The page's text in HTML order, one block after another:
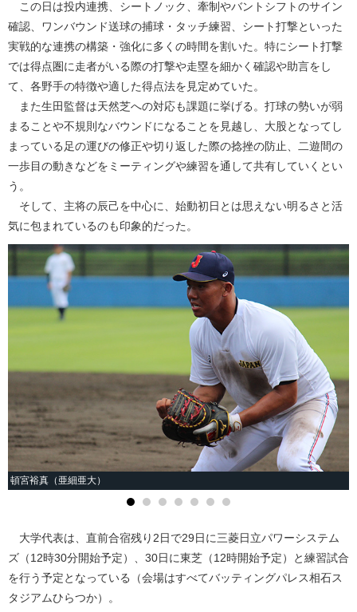
この日は投内連携、シートノック、牽制やバントシフトのサイン
確認、ワンバウンド送球の捕球・タッチ練習、シート打撃といった
実戦的な連携の構築・強化に多くの時間を割いた。特にシート打撃
では得点圏に走者がいる際の打撃や走塁を細かく確認や助言をし
て、各野手の特徴や適した得点法を見定めていた。
また生田監督は天然芝への対応も課題に挙げる。打球の勢いが弱
まることや不規則なバウンドになることを見越し、大股となってし
まっている足の運びの修正や切り返した際の捻挫の防止、二遊間の
一歩目の動きなどをミーティングや練習を通して共有していくとい
う。
そして、主将の辰己を中心に、始動初日とは思えない明るさと活
気に包まれているのも印象的だった。
頓宮裕真（亜細亜大）
大学代表は、直前合宿残り2日で29日に三菱日立パワーシステム
ズ（12時30分開始予定）、30日に東芝（12時開始予定）と練習試合
を行う予定となっている（会場はすべてバッティングパレス相石ス
タジアムひらつか）。